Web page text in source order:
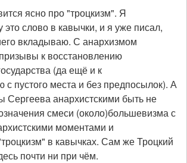
ясно про "троцкизм". Я
слово в кавычки, и я уже писал,
вкладываю. С анархизмом
к восстановлению
(да ещё и к
с пустого места и без предпосылок). А
Сергеева анархистскими быть не
смеси (около)большевизма с
моментами и
в кавычках. Сам же Троцкий
почти ни при чём.